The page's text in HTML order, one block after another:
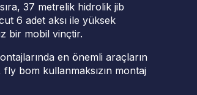
37 metrelik hidrolik jib
6 adet aksı ile yüksek
bir mobil vinçtir.
en önemli araçların
bom kullanmaksızın montaj